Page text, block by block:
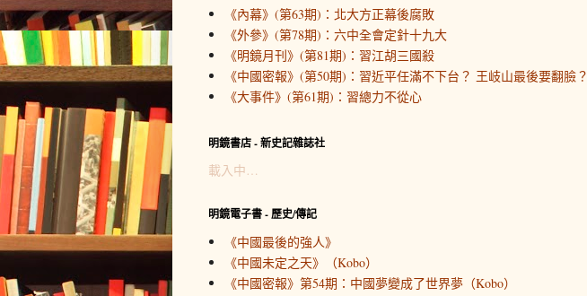
《內幕》(第63期)：北大方正幕後腐敗
《外參》(第78期)：六中全會定針十九大
《明鏡月刊》(第81期)：習江胡三國殺
《中國密報》(第50期)：習近平任滿不下台？ 王岐山最後要翻臉？
《大事件》(第61期)：習總力不從心
明鏡書店 - 新史記雜誌社
載入中…
明鏡電子書 - 歷史/傳記
《中國最後的強人》
《中國未定之天》（Kobo）
《中國密報》第54期：中國夢變成了世界夢（Kobo）